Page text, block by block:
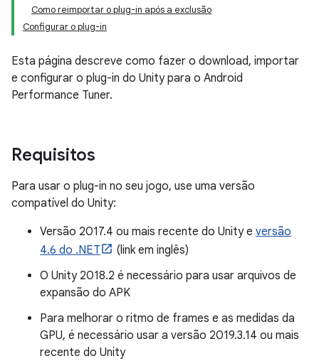
Como reimportar o plug-in após a exclusão
Configurar o plug-in
Esta página descreve como fazer o download, importar
e configurar o plug-in do Unity para o Android
Performance Tuner.
Requisitos
Para usar o plug-in no seu jogo, use uma versão
compatível do Unity:
Versão 2017.4 ou mais recente do Unity e versão
4.6 do .NET
(link em inglês)
O Unity 2018.2 é necessário para usar arquivos de
expansão do APK
Para melhorar o ritmo de frames e as medidas da
GPU, é necessário usar a versão 2019.3.14 ou mais
recente do Unity